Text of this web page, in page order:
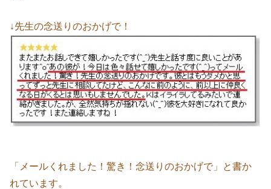
↓先生の念送りのおかげで！
「メールくれました！驚き！念送りのおかげで」と書か
れています。